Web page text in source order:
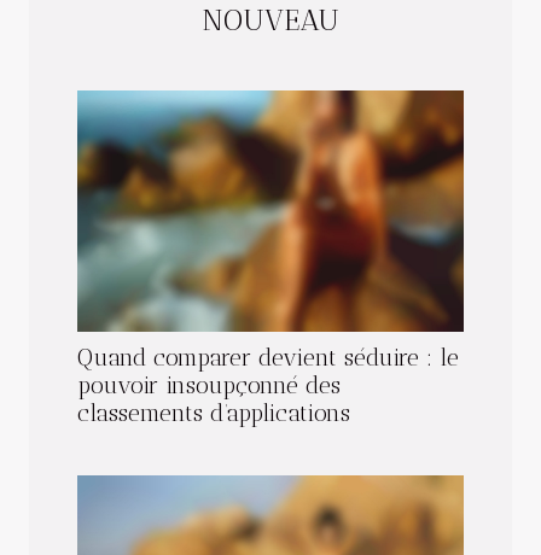
NOUVEAU
Quand comparer devient séduire : le
pouvoir insoupçonné des
classements d’applications